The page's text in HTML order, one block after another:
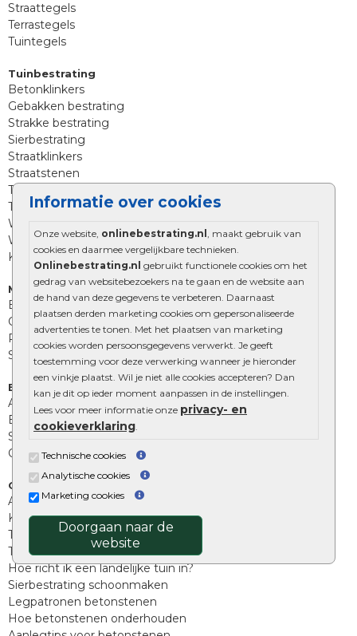
Informatie over cookies
Onze website, onlinebestrating.nl
, maakt gebruik van
cookies en daarmee vergelijkbare technieken.
Onlinebestrating.nl gebruikt functionele cookies om het
gedrag van websitebezoekers na te gaan en de website aan
de hand van deze gegevens te verbeteren. Daarnaast
plaatsen derden marketing cookies om gepersonaliseerde
advertenties te tonen. Met het plaatsen van marketing
cookies worden persoonsgegevens verwerkt. Je geeft
toestemming voor deze verwerking wanneer je hieronder
een vinkje plaatst. Wil je niet alle cookies accepteren? Dan
kan je dit op ieder moment aanpassen in de instellingen.
Lees voor meer informatie onze privacy- en
cookieverklaring
Technische cookies
Analytische cookies
Marketing cookies
Doorgaan naar de
website
Straattegels
Terrastegels
Tuintegels
Tuinbestrating
Betonklinkers
Gebakken bestrating
Strakke bestrating
Sierbestrating
Straatklinkers
Straatstenen
Trommelstenen
Tuinstenen
Waalformaat
Wildverband bestrating
Kingstones
Muurelementen
Betonbielzen
Opsluitbanden
Palissades
Stapelblokken
Extra benodigdheden
Afwatering en diversen
Beplantings en betonelementen
Split, grind en zand
Oprit tegels
Overig
Aanbiedingen
Kunstgras
Tuintegels outlet
Terrastegels leggen
Hoe richt ik een landelijke tuin in?
Sierbestrating schoonmaken
Legpatronen betonstenen
Hoe betonstenen onderhouden